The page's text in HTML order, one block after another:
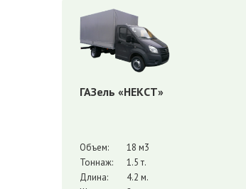
ГАЗель «НЕКСТ»
Объем:
18 м3
Тоннаж:
1.5 т.
Длина:
4.2 м.